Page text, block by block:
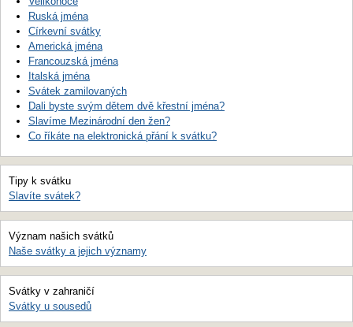
Ruská jména
Církevní svátky
Americká jména
Francouzská jména
Italská jména
Svátek zamilovaných
Dali byste svým dětem dvě křestní jména?
Slavíme Mezinárodní den žen?
Co říkáte na elektronická přání k svátku?
Tipy k svátku
Slavíte svátek?
Význam našich svátků
Naše svátky a jejich významy
Svátky v zahraničí
Svátky u sousedů